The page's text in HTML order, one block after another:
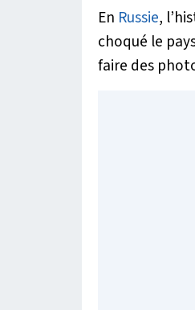
En Russie,
choqué le
faire des